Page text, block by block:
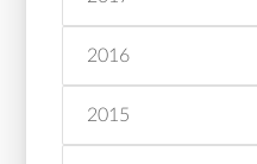
2016
2015